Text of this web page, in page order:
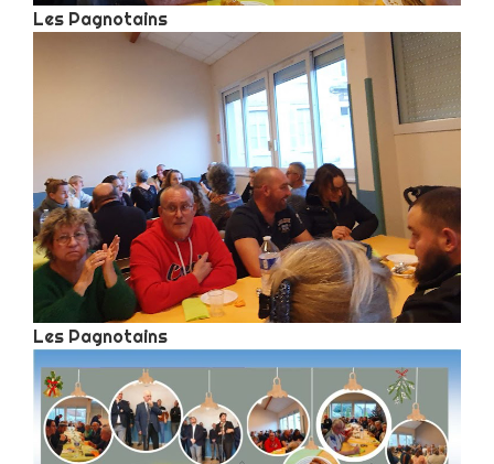
Les Pagnotains
Les Pagnotains